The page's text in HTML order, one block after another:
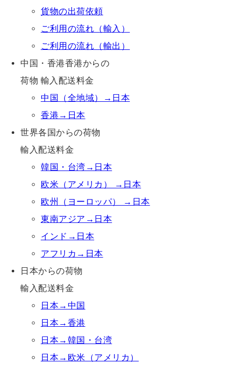
貨物の出荷依頼
ご利用の流れ（輸入）
ご利用の流れ（輸出）
中国・香港香港からの
荷物 輸入配送料金
中国（全地域）→日本
香港→日本
世界各国からの荷物
輸入配送料金
韓国・台湾→日本
欧米（アメリカ） →日本
欧州（ヨーロッパ） →日本
東南アジア→日本
インド→日本
アフリカ→日本
日本からの荷物
輸入配送料金
日本→中国
日本→香港
日本→韓国・台湾
日本→欧米（アメリカ）